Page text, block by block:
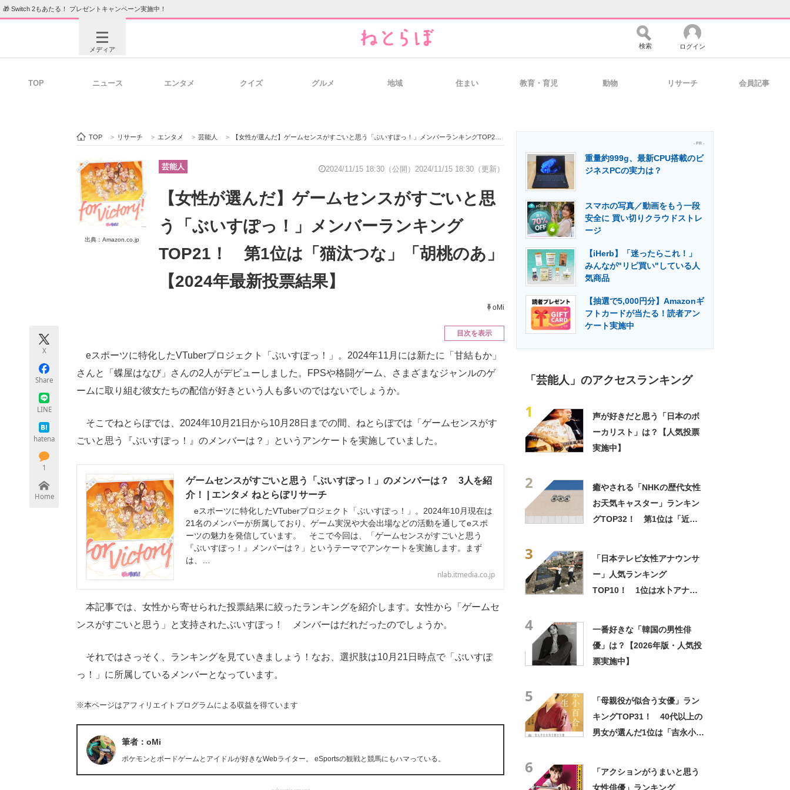
🎁 Switch 2もあたる！ プレゼントキャンペーン実施中！
メディア
ビジネスと働き方のヒント 経営リーダーのコミュニティ マーケ×ITの今がよく分かる
ITエンジニア向け専門サイト 製造業のIT導入・活用を支援
モノづくり技術者専門サイト エレクトロニクス専門サイト エネルギーの専門メディア 建設×テクノロジーの最前線
検索 ログイン
TOP ニュース エンタメ クイズ グルメ 地域 住まい 教育・育児 動物 リサーチ 会員記事
TOP > リサーチ > エンタメ > 芸能人 > 【女性が選んだ】ゲームセンスがすごいと思う「ぶいすぽっ！」メンバーランキングTOP21！ 第1位は「猫汰つな」「胡桃のあ」【2024年最新投票結果】
出典：Amazon.co.jp
芸能人 2024/11/15 18:30（公開） 2024/11/15 18:30（更新）
【女性が選んだ】ゲームセンスがすごいと思
う「ぶいすぽっ！」メンバーランキング
TOP21！ 第1位は「猫汰つな」「胡桃のあ」
【2024年最新投票結果】
oMi
X
Share
LINE
hatena
1
Home
目次を表示
eスポーツに特化したVTuberプロジェクト「ぶいすぽっ！」。2024年11月には新たに「甘結もか」
さんと「蝶屋はなび」さんの2人がデビューしました。FPSや格闘ゲーム、さまざまなジャンルのゲ
ームに取り組む彼女たちの配信が好きという人も多いのではないでしょうか。
そこでねとらぼでは、2024年10月21日から10月28日までの間、ねとらぼでは「ゲームセンスがす
ごいと思う『ぶいすぽっ！』のメンバーは？」というアンケートを実施していました。
ゲームセンスがすごいと思う「ぶいすぽっ！」のメンバーは？ 3人を紹
介！ | エンタメ ねとらぼリサーチ
eスポーツに特化したVTuberプロジェクト「ぶいすぽっ！」。2024年10月現在は
21名のメンバーが所属しており、ゲーム実況や大会出場などの活動を通してeスポ
ーツの魅力を発信しています。 そこで今回は、「ゲームセンスがすごいと思う
『ぶいすぽっ！』メンバーは？」というテーマでアンケートを実施します。まず
は、…
nlab.itmedia.co.jp
本記事では、女性から寄せられた投票結果に絞ったランキングを紹介します。女性から「ゲームセ
ンスがすごいと思う」と支持されたぶいすぽっ！ メンバーはだれだったのでしょうか。
それではさっそく、ランキングを見ていきましょう！なお、選択肢は10月21日時点で「ぶいすぽ
っ！」に所属しているメンバーとなっています。
※本ページはアフィリエイトプログラムによる収益を得ています
筆者：oMi
ポケモンとボードゲームとアイドルが好きなWebライター。 eSportsの観戦と競馬にもハマっている。
- PR -
重量約999g、最新CPU搭載のビ
ジネスPCの実力は？
スマホの写真／動画をもう一段
安全に 買い切りクラウドストレ
ージ
【iHerb】「迷ったらこれ！」
みんなが"リピ買い"している人
気商品
【抽選で5,000円分】Amazonギ
フトカードが当たる！読者アン
ケート実施中
「芸能人」のアクセスランキング
1
声が好きだと思う「日本のボ
ーカリスト」は？【人気投票
実施中】
2
癒やされる「NHKの歴代女性
お天気キャスター」ランキン
グTOP32！ 第1位は「近藤
3
「日本テレビ女性アナウンサ
ー」人気ランキング
TOP10！ 1位は水卜アナに
4
一番好きな「韓国の男性俳
優」は？【2026年版・人気投
票実施中】
5
「母親役が似合う女優」ラン
キングTOP31！ 40代以上の
男女が選んだ1位は「吉永小百
6
「アクションがうまいと思う
女性俳優」ランキング